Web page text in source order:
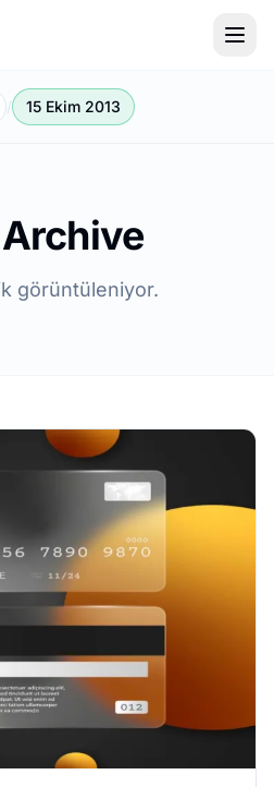
/ 15 Ekim 2013
Archive
görüntüleniyor.